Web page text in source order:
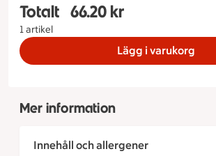
Totalt
1 artikel
Totalt 1 stycken Pastasallad
66.20 kr
Lägg i varukorg
Mer information
Innehåll och allergener